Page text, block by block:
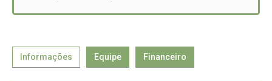
Informações Equipe Financeiro